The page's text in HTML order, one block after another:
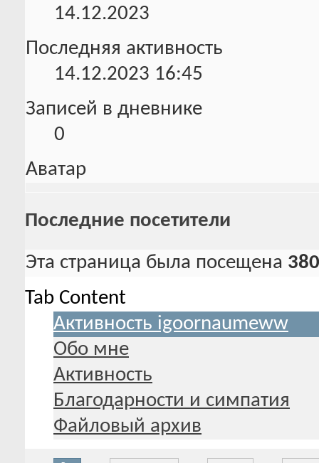
14.12.2023
Последняя активность
14.12.2023 16:45
Записей в дневнике
0
Аватар
Последние посетители
Эта страница была посещена 380
Tab Content
Активность igoornaumeww
Обо мне
Активность
Благодарности и симпатия
Файловый архив